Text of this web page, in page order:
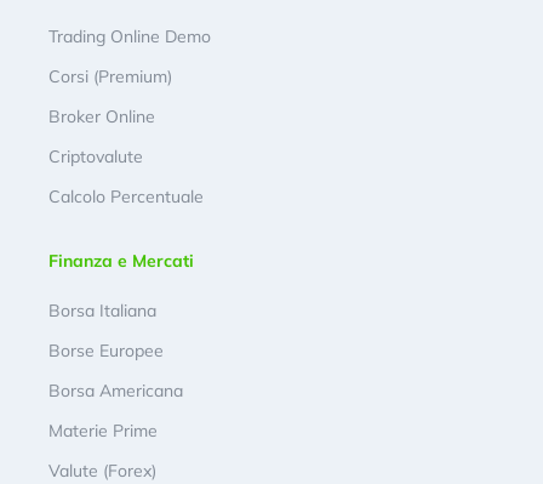
Trading Online Demo
Corsi (Premium)
Broker Online
Criptovalute
Calcolo Percentuale
Finanza e Mercati
Borsa Italiana
Borse Europee
Borsa Americana
Materie Prime
Valute (Forex)